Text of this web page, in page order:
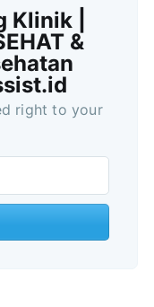
Klinik |
&
right to your